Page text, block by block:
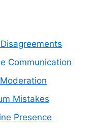
Communication
Mistakes
Presence